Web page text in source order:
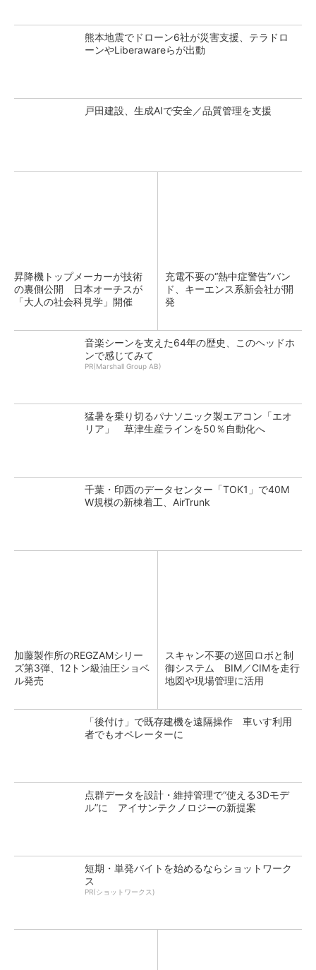
熊本地震でドローン6社が災害支援、テラドロ
ーンやLiberawareらが出動
戸田建設、生成AIで安全／品質管理を支援
昇降機トップメーカーが技術
の裏側公開 日本オーチスが
「大人の社会科見学」開催
充電不要の“熱中症警告”バン
ド、キーエンス系新会社が開
発
音楽シーンを支えた64年の歴史、このヘッドホ
ンで感じてみて
PR(Marshall Group AB)
猛暑を乗り切るパナソニック製エアコン「エオ
リア」 草津生産ラインを50％自動化へ
千葉・印西のデータセンター「TOK1」で40M
W規模の新棟着工、AirTrunk
加藤製作所のREGZAMシリー
ズ第3弾、12トン級油圧ショベ
ル発売
スキャン不要の巡回ロボと制
御システム BIM／CIMを走行
地図や現場管理に活用
「後付け」で既存建機を遠隔操作 車いす利用
者でもオペレーターに
点群データを設計・維持管理で“使える3Dモデ
ル”に アイサンテクノロジーの新提案
短期・単発バイトを始めるならショットワーク
ス
PR(ショットワークス)